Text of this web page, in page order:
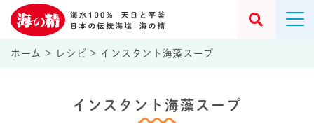
ホーム > レシピ > インスタント海藻スープ
インスタント海藻スープ